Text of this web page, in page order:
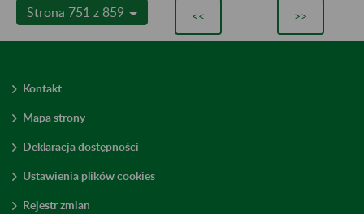
Strona 751 z 859 << >>
Kontakt
Mapa strony
Deklaracja dostępności
Ustawienia plików cookies
Rejestr zmian